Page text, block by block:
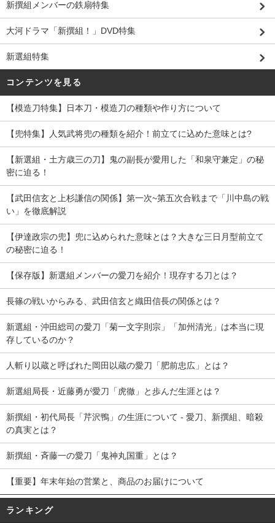
新撰組メンバーの鉄扇特集
大河ドラマ「新撰組！」DVD特集
新選組特集
コンテンツを見る
【模造刀特集】日本刀・模造刀の種類や作り方について
【兜特集】人気武将兜の種類を紹介！前立てに込めた意味とは?
【新選組・土方歳三の刀】鬼の副長が愛用した「和泉守兼定」の秘
密に迫る！
【武田信玄と上杉謙信の関係】第一次~第五次合戦まで「川中島の戦
い」を徹底解説
【伊達政宗の兜】兜に込められた意味とは？大きな三日月型前立て
の秘密に迫る！
【保存版】新選組メンバーの愛刀を紹介！現存する刀とは？
長篠の戦いからみる、武田信玄と織田信長の関係とは？
新選組・沖田総司の愛刀「菊一文字則宗」「加州清光」は本当に現
存しているのか？
人斬り以蔵と呼ばれた岡田以蔵の愛刀「肥前忠広」とは？
新選組局長・近藤勇が愛刀「虎徹」と歩んだ生涯とは？
新撰組・初代局長「芹沢鴨」の生涯について - 愛刀、新撰組、暗殺
の真実とは？
新撰組・斉藤一の愛刀「鬼神丸国重」とは？
【重要】年末年始の営業と、商品のお届けについて
ランキング